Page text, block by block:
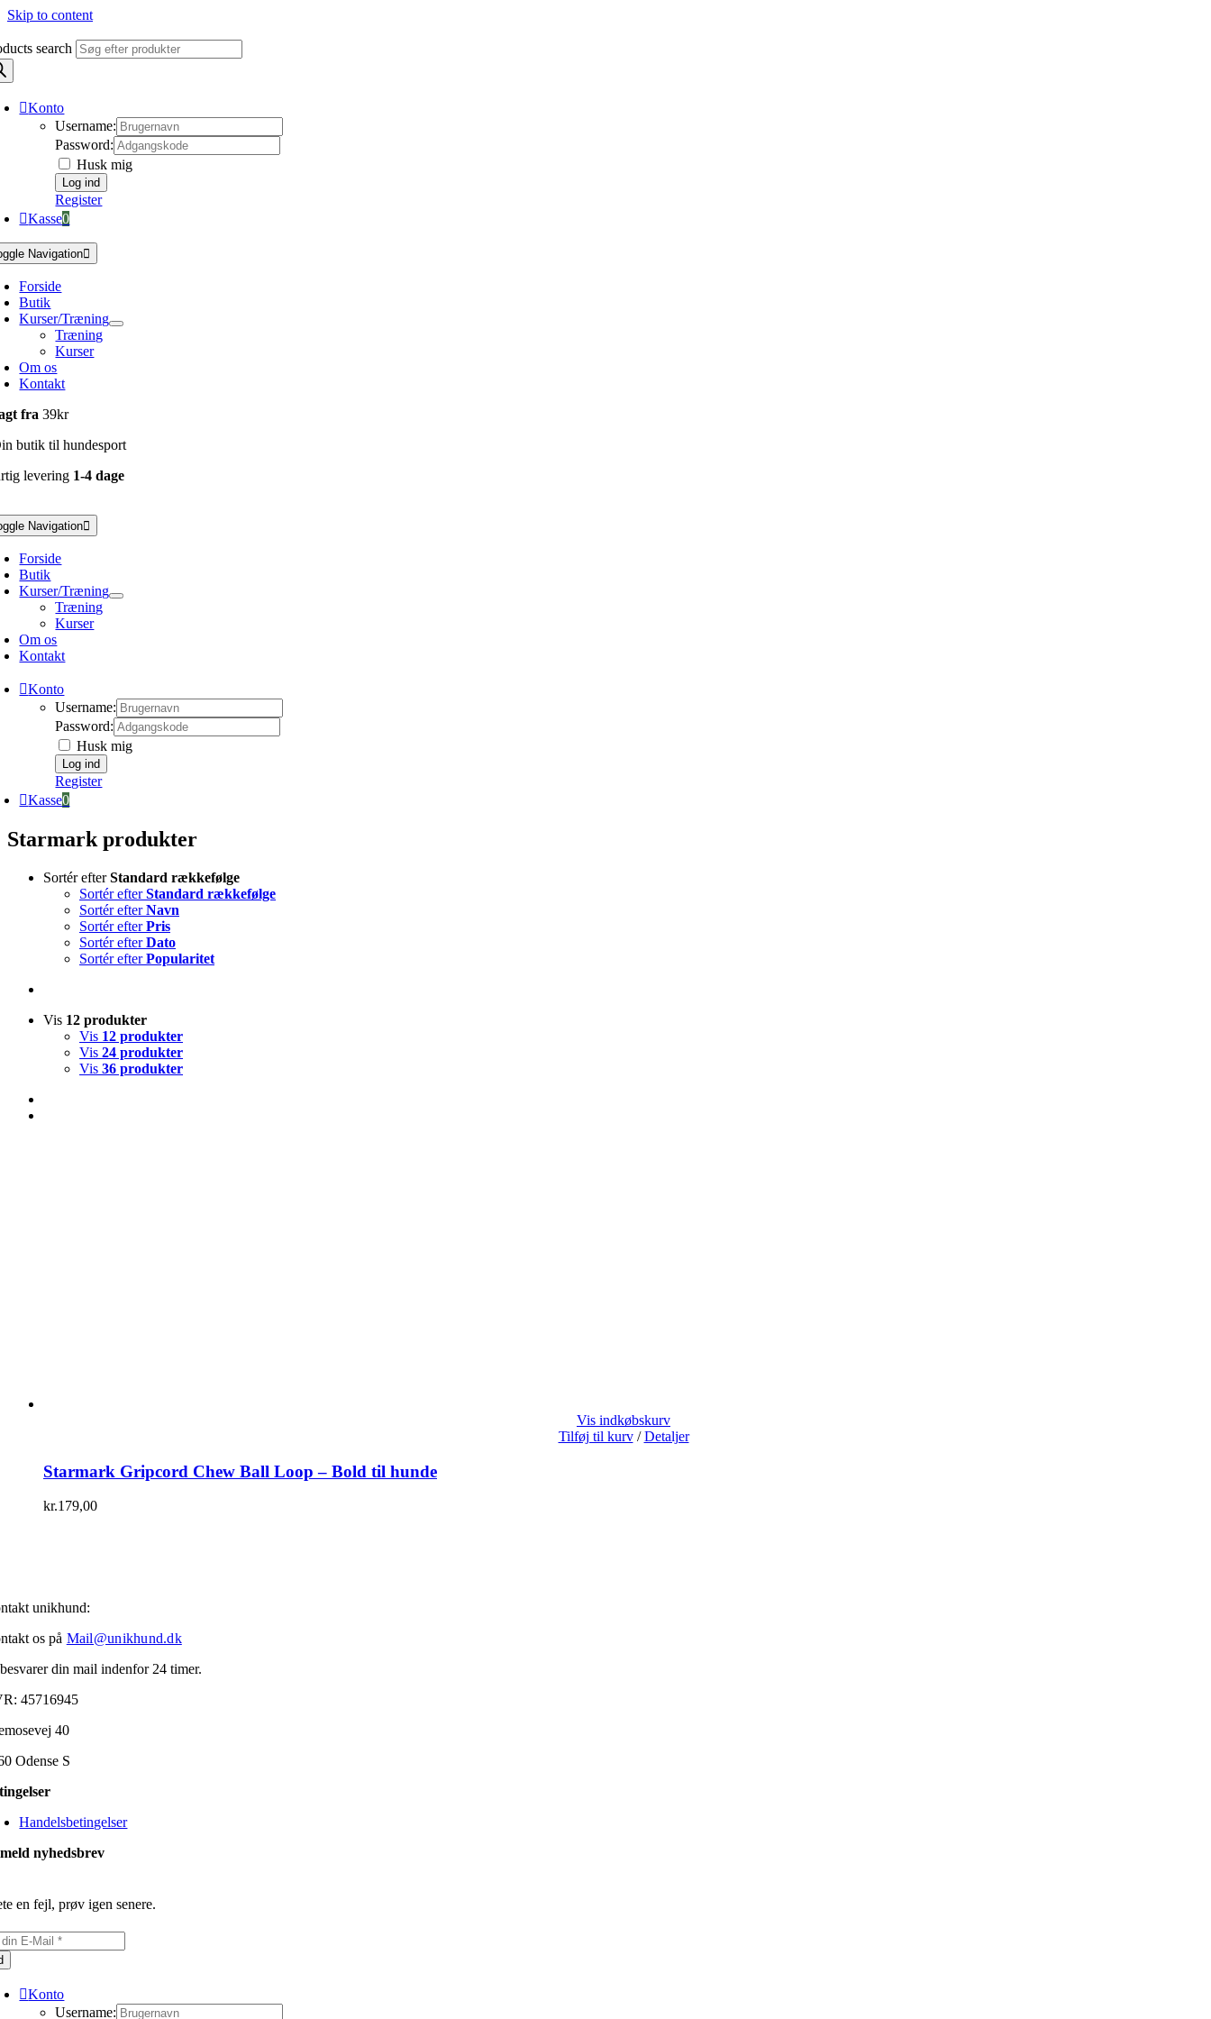
Skip to content
search
Konto
Username:
Password:
Husk mig
Register
Kasse0
Navigation
Forside
Butik
Kurser/Træning
Træning
Kurser
Om os
Kontakt
fra39kr
butik til hundesport
levering 1-4 dage
Navigation
Forside
Butik
Kurser/Træning
Træning
Kurser
Om os
Kontakt
Konto
Username:
Password:
Husk mig
Register
Kasse0
Starmark produkter
Sortér efterStandard rækkefølge
Sortér efterStandard rækkefølge
Sortér efterNavn
Sortér efterPris
Sortér efterDato
Sortér efterPopularitet
Vis 12 produkter
Vis 12 produkter
Vis 24 produkter
Vis 36 produkter
Vis indkøbskurv
Tilføj til kurv / Detaljer
Starmark Gripcord Chew Ball Loop – Bold til hunde
kr.179,00
unikhund:
os på Mail@unikhund.dk
din mail indenfor 24 timer.
45716945
40
Odense S
Handelsbetingelser
nyhedsbrev
en fejl, prøv igen senere.
Konto
Username: